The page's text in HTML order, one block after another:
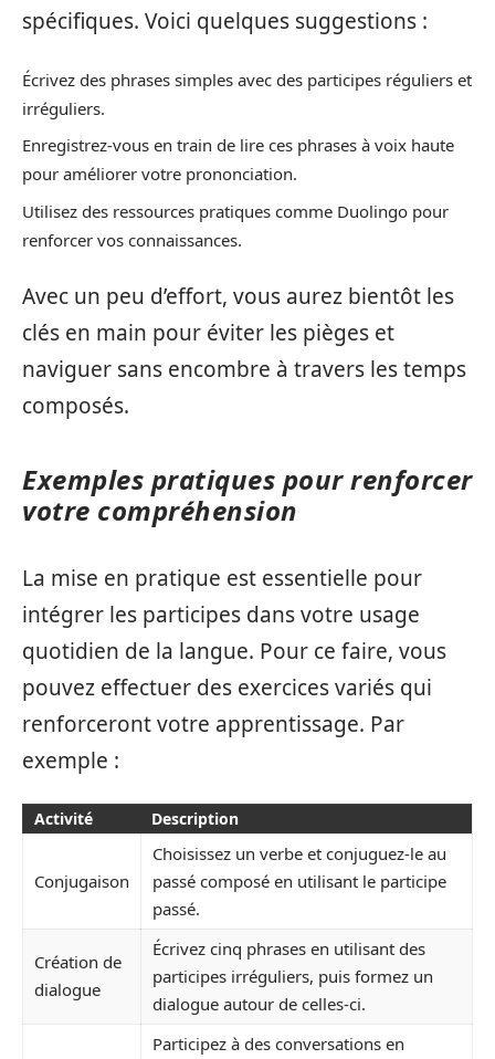
spécifiques. Voici quelques suggestions :
Écrivez des phrases simples avec des participes réguliers et
irréguliers.
Enregistrez-vous en train de lire ces phrases à voix haute
pour améliorer votre prononciation.
Utilisez des ressources pratiques comme Duolingo pour
renforcer vos connaissances.
Avec un peu d’effort, vous aurez bientôt les
clés en main pour éviter les pièges et
naviguer sans encombre à travers les temps
composés.
Exemples pratiques pour renforcer
votre compréhension
La mise en pratique est essentielle pour
intégrer les participes dans votre usage
quotidien de la langue. Pour ce faire, vous
pouvez effectuer des exercices variés qui
renforceront votre apprentissage. Par
exemple :
Activité Description
Conjugaison
Choisissez un verbe et conjuguez-le au
passé composé en utilisant le participe
passé.
Création de
dialogue
Écrivez cinq phrases en utilisant des
participes irréguliers, puis formez un
dialogue autour de celles-ci.
Participez à des conversations en